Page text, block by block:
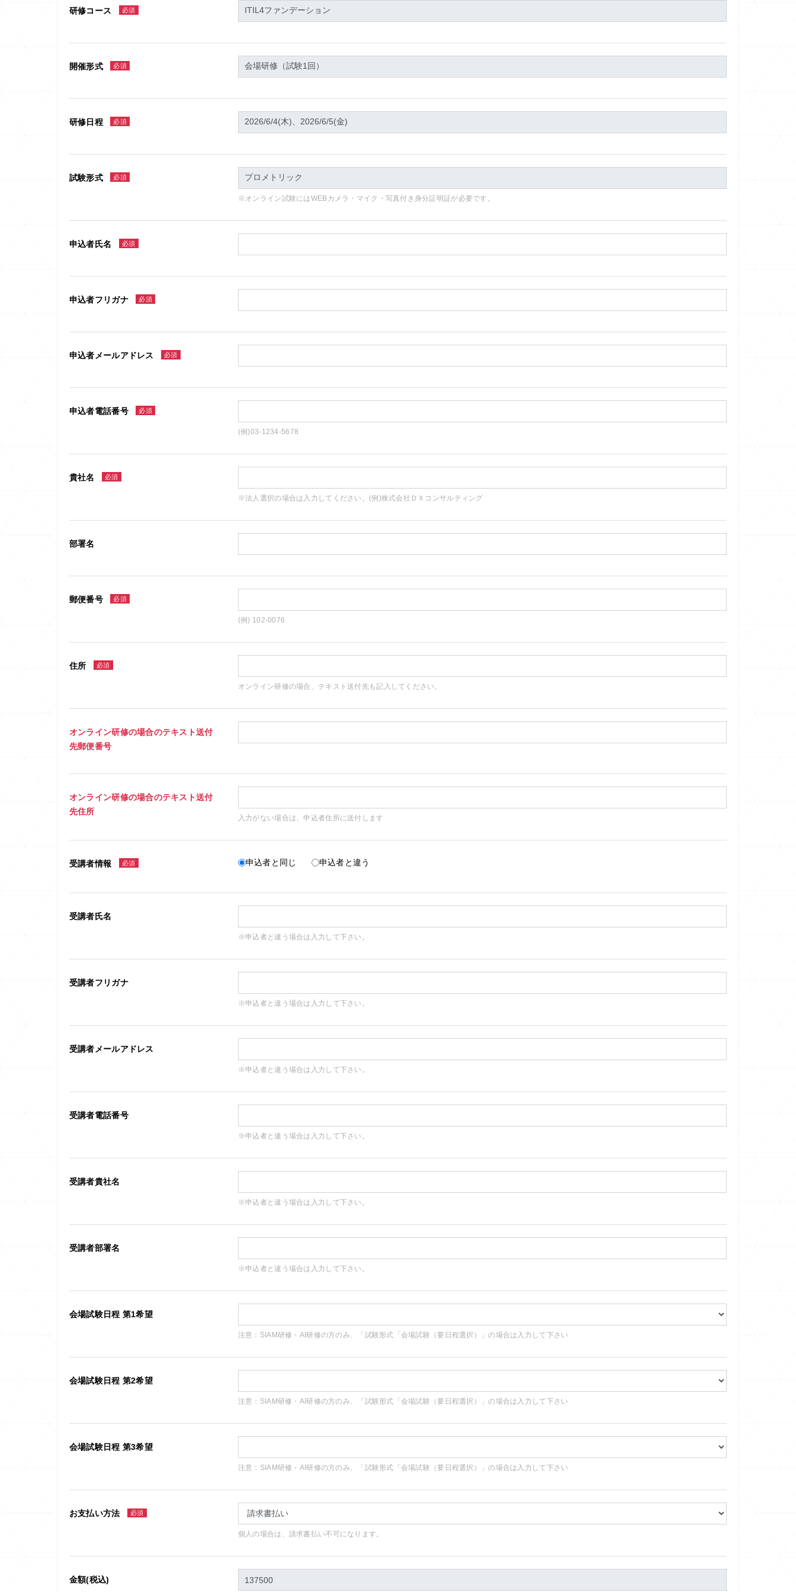
研修コース 必須
開催形式 必須
研修日程 必須
試験形式 必須
※オンライン試験にはWEBカメラ・マイク・写真付き身分証明証が必要です。
申込者氏名 必須
申込者フリガナ 必須
申込者メールアドレス 必須
申込者電話番号 必須
(例)03-1234-5678
貴社名 必須
※法人選択の場合は入力してください。(例)株式会社ＤＸコンサルティング
部署名
郵便番号 必須
(例) 102-0076
住所 必須
オンライン研修の場合、テキスト送付先も記入してください。
オンライン研修の場合のテキスト送付
先郵便番号
オンライン研修の場合のテキスト送付
先住所
入力がない場合は、申込者住所に送付します
受講者情報 必須 申込者と同じ 申込者と違う
受講者氏名
※申込者と違う場合は入力して下さい。
受講者フリガナ
※申込者と違う場合は入力して下さい。
受講者メールアドレス
※申込者と違う場合は入力して下さい。
受講者電話番号
※申込者と違う場合は入力して下さい。
受講者貴社名
※申込者と違う場合は入力して下さい。
受講者部署名
※申込者と違う場合は入力して下さい。
会場試験日程 第1希望
注意：SIAM研修・AI研修の方のみ、「試験形式「会場試験（要日程選択）」の場合は入力して下さい
会場試験日程 第2希望
注意：SIAM研修・AI研修の方のみ、「試験形式「会場試験（要日程選択）」の場合は入力して下さい
会場試験日程 第3希望
注意：SIAM研修・AI研修の方のみ、「試験形式「会場試験（要日程選択）」の場合は入力して下さい
お支払い方法 必須
個人の場合は、請求書払い不可になります。
金額(税込)